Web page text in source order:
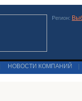
Регион:
НОВОСТИ КОМПАНИЙ